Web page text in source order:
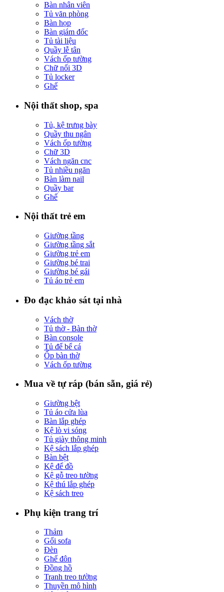
Bàn nhân viên
Tủ văn phòng
Bàn họp
Bàn giám đốc
Tủ tài liệu
Quầy lễ tân
Vách ốp tường
Chữ nổi 3D
Tủ locker
Ghế
Nội thất shop, spa
Tủ, kệ trưng bày
Quầy thu ngân
Vách ốp tường
Chữ 3D
Vách ngăn cnc
Tủ nhiều ngăn
Bàn làm nail
Quầy bar
Ghế
Nội thất trẻ em
Giường tầng
Giường tầng sắt
Giường trẻ em
Giường bé trai
Giường bé gái
Tủ áo trẻ em
Đo đạc khảo sát tại nhà
Vách thờ
Tủ thờ - Bàn thờ
Bàn console
Tủ để bể cá
Ốp bàn thờ
Vách ốp tường
Mua về tự ráp (bán sẵn, giá rẻ)
Giường bệt
Tủ áo cửa lùa
Bàn lắp ghép
Kệ lò vi sóng
Tủ giày thông minh
Kệ sách lắp ghép
Bàn bệt
Kệ để đồ
Kệ gỗ treo tường
Kệ thú lắp ghép
Kệ sách treo
Phụ kiện trang trí
Thảm
Gối sofa
Đèn
Ghế đôn
Đồng hồ
Tranh treo tường
Thuyền mô hình